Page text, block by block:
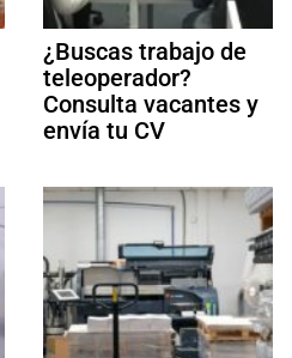
¿Buscas trabajo de
teleoperador?
Consulta vacantes y
envía tu CV